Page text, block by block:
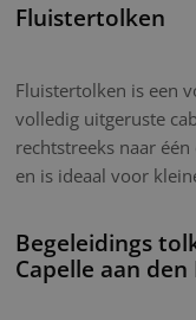
Fluistertolken
Fluistertolken is een
volledig uitgeruste
rechtstreeks naar
en is ideaal voor
Begeleidings
Capelle aan den